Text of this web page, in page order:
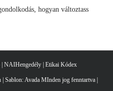
hogyan változtass
| NAIHengedély| Etikai Kódex
| Sablon:Avada MInden jog fenntartva |